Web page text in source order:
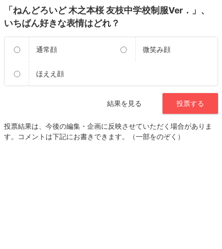
「ねんどろいど 木之本桜 友枝中学校制服Ver．」、
いちばん好きな表情はどれ？
通常顔 微笑み顔
ほええ顔
結果を見る 投票する
投票結果は、今後の編集・企画に反映させていただく場合がありま
す。コメントは下記にお書きできます。（一部をのぞく）